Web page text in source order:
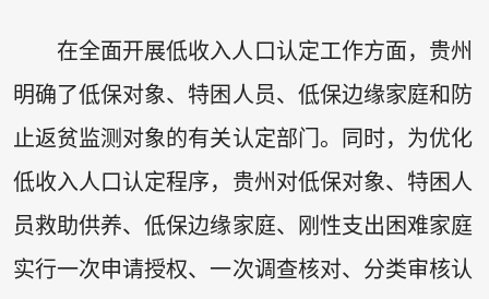
在全面开展低收入人口认定工作方面，贵州
明确了低保对象、特困人员、低保边缘家庭和防
止返贫监测对象的有关认定部门。同时，为优化
低收入人口认定程序，贵州对低保对象、特困人
员救助供养、低保边缘家庭、刚性支出困难家庭
实行一次申请授权、一次调查核对、分类审核认